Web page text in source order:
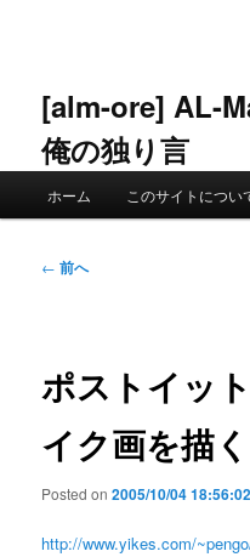
ン
へ
[alm-ore] AL-
俺の独り言
ホーム このサイトについ
投
ー
ョ
ン
← 前へ
ポストイッ
イク画を描く
Posted on2005/10/04 18:56:02
http://www.yikes.com/